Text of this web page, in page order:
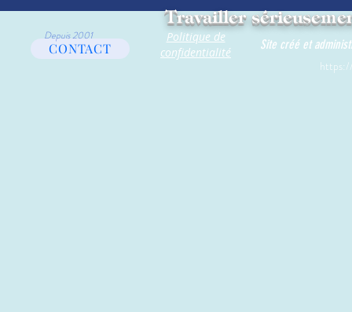
CONTACT
Travailler
Politique de
confidentialité
Site créé et
Depuis 2001